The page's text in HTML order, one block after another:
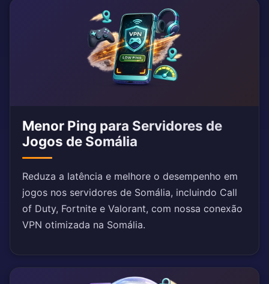
Menor Ping para Servidores de
Jogos de Somália
Reduza a latência e melhore o desempenho em
jogos nos servidores de Somália, incluindo Call
of Duty, Fortnite e Valorant, com nossa conexão
VPN otimizada na Somália.